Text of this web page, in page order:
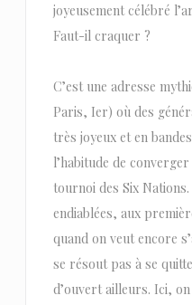
joyeusement célébré
Faut-il craquer ?
C’est une adresse
Paris, Ier) où des
très joyeux et en
l’habitude de
tournoi des Six
endiablées, aux
quand on veut encore
se résout pas à se
d’ouvert ailleurs. Ici,